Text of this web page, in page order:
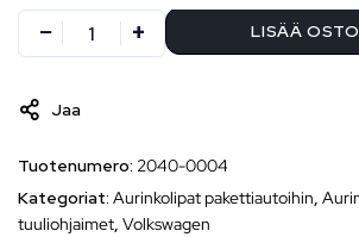
LISÄÄ
Jaa
Tuotenumero: 2040-0004
Kategoriat: Aurinkolipat pakettiautoihin,
tuuliohjaimet, Volkswagen